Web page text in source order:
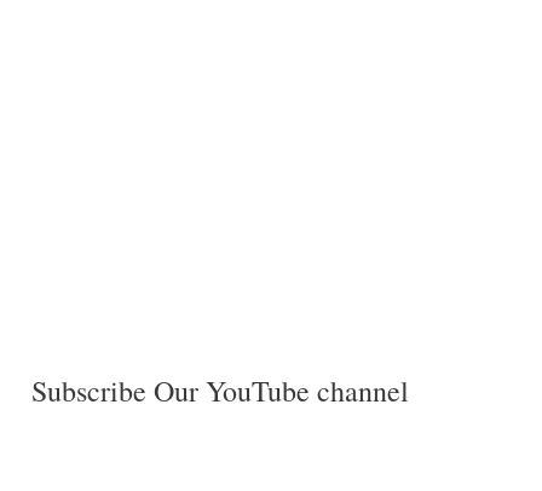
Subscribe Our YouTube channel